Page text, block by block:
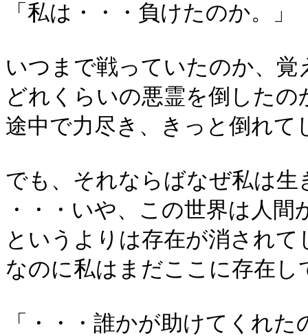
「私は・・・負けたのか。」
いつまで戦っていたのか、覚
どれくらいの悪霊を倒した
途中で力尽き、きっと倒れて
でも、それならばなぜ私は生
・・・いや、この世界は人
というよりは存在が消され
なのに私はまだここに存在
「・・・誰かが助けてくれた